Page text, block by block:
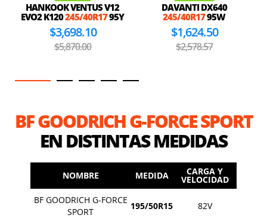
HANKOOK VENTUS V12
EVO2 K120245/40R1795Y
$3,698.10
$5,870.00
DAVANTI DX640
245/40R1795W
$1,624.50
$2,578.57
BF GOODRICH G-FORCE SPORT
EN DISTINTAS MEDIDAS
NOMBRE MEDIDA CARGA Y
VELOCIDAD
BF GOODRICH G-FORCE
SPORT
195/50R15 82V